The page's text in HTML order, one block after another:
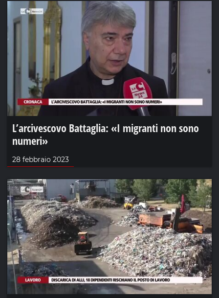
L’arcivescovo Battaglia: «I migranti non sono
numeri»
28 febbraio 2023